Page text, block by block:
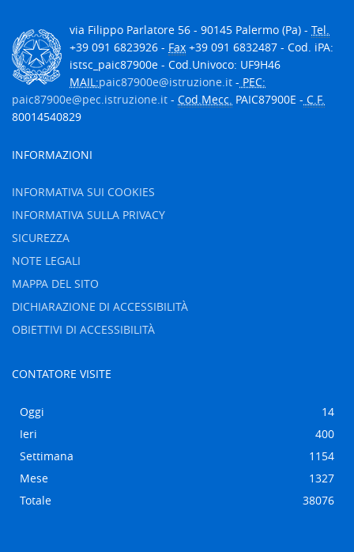
via Filippo Parlatore 56 - 90145 Palermo (Pa) - Tel.
+39 091 6823926 - Fax +39 091 6832487 - Cod. iPA:
istsc_paic87900e - Cod.Univoco: UF9H46
MAIL:paic87900e@istruzione.it - PEC:
paic87900e@pec.istruzione.it - Cod.Mecc. PAIC87900E - C.F.
80014540829
INFORMAZIONI
INFORMATIVA SUI COOKIES
INFORMATIVA SULLA PRIVACY
SICUREZZA
NOTE LEGALI
MAPPA DEL SITO
DICHIARAZIONE DI ACCESSIBILITÀ
OBIETTIVI DI ACCESSIBILITÀ
CONTATORE VISITE
Oggi
14
Ieri
400
Settimana
1154
Mese
1327
Totale
38076